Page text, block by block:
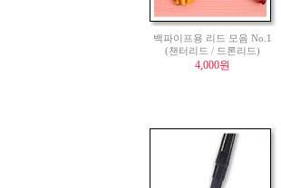
백파이프용 리드 모음 No.1
(챈터리드 / 드론리드)
4,000원